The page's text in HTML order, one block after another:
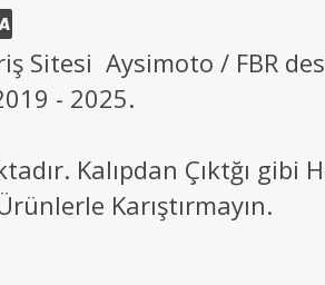
Sitesi Aysimoto / FBR
- 2025.
Kalıpdan Çıktğı gibi
Karıştırmayın.